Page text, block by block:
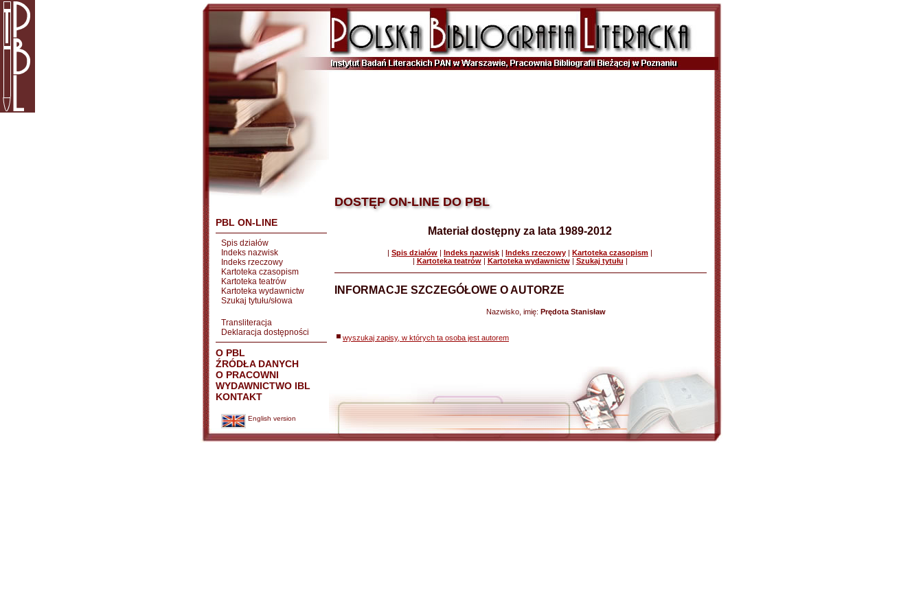
PBL ON-LINE
Spis działów
Indeks nazwisk
Indeks rzeczowy
Kartoteka czasopism
Kartoteka teatrów
Kartoteka wydawnictw
Szukaj tytułu/słowa
Transliteracja
Deklaracja dostępności
O PBL
ŹRÓDŁA DANYCH
O PRACOWNI
WYDAWNICTWO IBL
KONTAKT
English version
DOSTĘP ON-LINE DO PBL
Materiał dostępny za lata 1989-2012
| Spis działów | Indeks nazwisk | Indeks rzeczowy | Kartoteka czasopism |
| Kartoteka teatrów| Kartoteka wydawnictw| Szukaj tytułu |
INFORMACJE SZCZEGÓŁOWE O AUTORZE
Nazwisko, imię: Prędota Stanisław
wyszukaj zapisy, w których ta osoba jest autorem